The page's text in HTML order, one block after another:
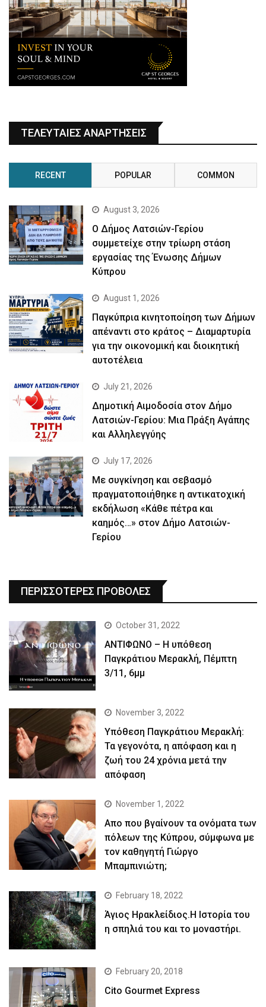
ΤΕΛΕΥΤΑΙΕΣ ΑΝΑΡΤΗΣΕΙΣ
RECENT POPULAR COMMON
August 3, 2026
Ο Δήμος Λατσιών-Γερίου
συμμετείχε στην τρίωρη στάση
εργασίας της Ένωσης Δήμων
Κύπρου
August 1, 2026
Παγκύπρια κινητοποίηση των Δήμων
απέναντι στο κράτος – Διαμαρτυρία
για την οικονομική και διοικητική
αυτοτέλεια
July 21, 2026
Δημοτική Αιμοδοσία στον Δήμο
Λατσιών-Γερίου: Μια Πράξη Αγάπης
και Αλληλεγγύης
July 17, 2026
Με συγκίνηση και σεβασμό
πραγματοποιήθηκε η αντικατοχική
εκδήλωση «Κάθε πέτρα και
καημός…» στον Δήμο Λατσιών-
Γερίου
ΠΕΡΙΣΣΟΤΕΡΕΣ ΠΡΟΒΟΛΕΣ
October 31, 2022
ΑΝΤΙΦΩΝΟ – Η υπόθεση
Παγκράτιου Μερακλή, Πέμπτη
3/11, 6μμ
November 3, 2022
Yπόθεση Παγκράτιου Μερακλή:
Τα γεγονότα, η απόφαση και η
ζωή του 24 χρόνια μετά την
απόφαση
November 1, 2022
Απο που βγαίνουν τα ονόματα των
πόλεων της Κύπρου, σύμφωνα με
τον καθηγητή Γιώργο
Μπαμπινιώτη;
February 18, 2022
Άγιος Ηρακλείδιος.Η Ιστορία του
η σπηλιά του και το μοναστήρι.
February 20, 2018
Cito Gourmet Express